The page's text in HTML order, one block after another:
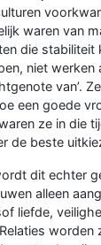
waren van
die stabiliteit
niet
van’.
een goede
ze in die
de beste
dit echter
alleen
liefde,